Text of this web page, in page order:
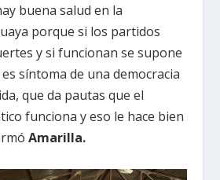
buena salud en la
porque si los partidos
y si funcionan se supone
síntoma de una democracia
que da pautas que el
funciona y eso le hace bien
Amarilla.